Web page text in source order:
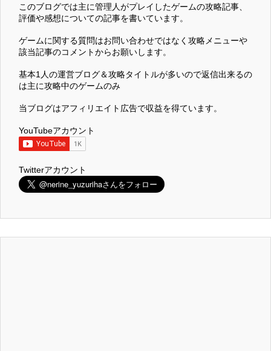
このブログでは主に管理人がプレイしたゲームの攻略記事、
評価や感想についての記事を書いています。
ゲームに関する質問はお問い合わせではなく攻略メニューや
該当記事のコメントからお願いします。
基本1人の運営ブログ＆攻略タイトルが多いので返信出来るの
は主に攻略中のゲームのみ
当ブログはアフィリエイト広告で収益を得ています。
YouTubeアカウント
Twitterアカウント